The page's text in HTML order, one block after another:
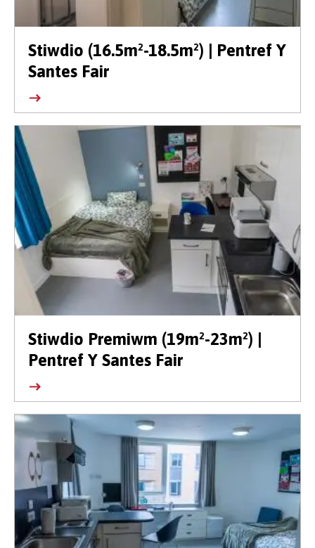
Stiwdio (16.5m²-18.5m²) | Pentref Y
Santes Fair
Stiwdio Premiwm (19m²-23m²) |
Pentref Y Santes Fair